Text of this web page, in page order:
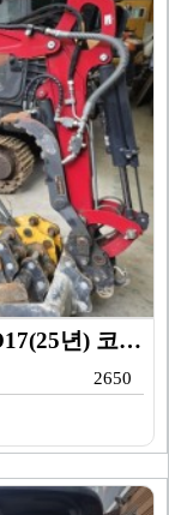
년) 코…
2650